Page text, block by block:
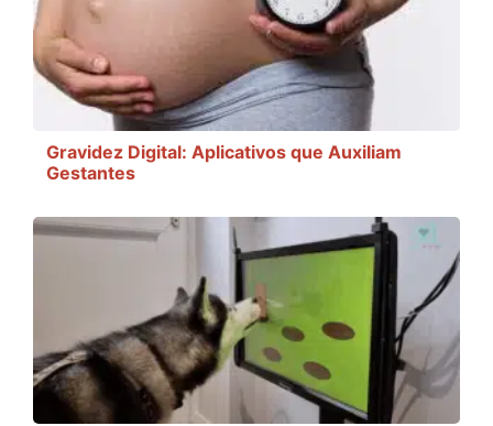
Gravidez Digital: Aplicativos que Auxiliam
Gestantes